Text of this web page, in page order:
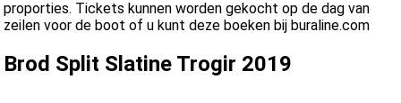
proporties. Tickets kunnen worden gekocht op de dag van
zeilen voor de boot of u kunt deze boeken bij buraline.com
Brod Split Slatine Trogir 2019